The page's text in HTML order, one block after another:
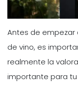
Antes de
de vino, es
realmente la
importante para